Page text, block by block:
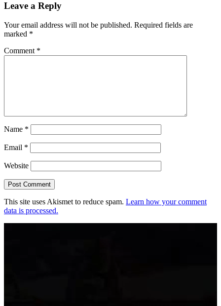
Leave a Reply
Your email address will not be published. Required fields are
marked *
Comment *
Name *
Email *
Website
This site uses Akismet to reduce spam. Learn how your comment
data is processed.